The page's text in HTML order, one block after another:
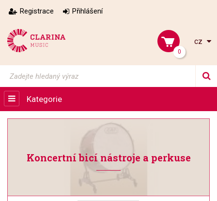
Registrace Přihlášení
0
cz
Kategorie
Koncertní bicí nástroje a perkuse